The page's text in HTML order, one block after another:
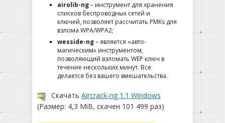
airolib-ng– инструмент для хранения
списков беспроводных сетей и
ключей, позволяет рассчитать PMKs для
взлома WPA/WPA2;
wesside-ng– является «авто-
магическим» инструментом,
позволяющий взломать WEP ключ в
течение нескольких минут. Все
делается без вашего вмешательства.
Скачать Aircrack-ng 1.1 Windows
(Размер: 4,3 MiB, скачен 101 499 раз)